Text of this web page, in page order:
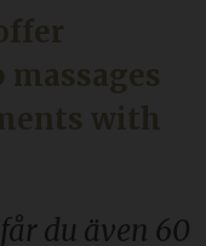
with
du även 60